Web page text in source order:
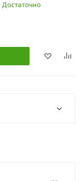
Достаточно